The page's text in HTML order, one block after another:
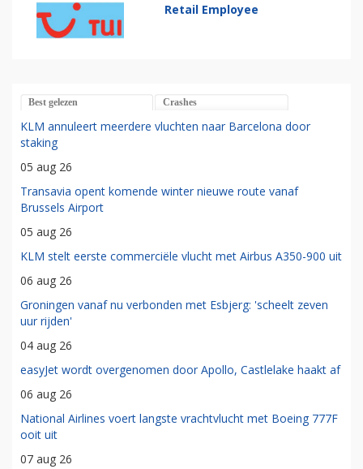
Retail Employee
Best gelezen Crashes
KLM annuleert meerdere vluchten naar Barcelona door
staking
05 aug 26
Transavia opent komende winter nieuwe route vanaf
Brussels Airport
05 aug 26
KLM stelt eerste commerciële vlucht met Airbus A350-900 uit
06 aug 26
Groningen vanaf nu verbonden met Esbjerg: 'scheelt zeven
uur rijden'
04 aug 26
easyJet wordt overgenomen door Apollo, Castlelake haakt af
06 aug 26
National Airlines voert langste vrachtvlucht met Boeing 777F
ooit uit
07 aug 26